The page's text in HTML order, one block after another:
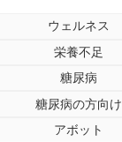
ウェルネス
栄養不足
糖尿病
糖尿病の方向け
アボット